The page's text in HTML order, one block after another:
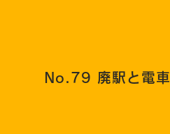
No.79 廃駅と電車